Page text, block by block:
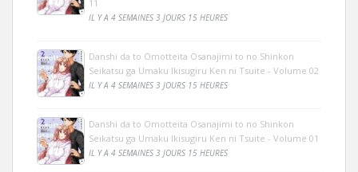
11
IL Y A 4 SEMAINES 3 JOURS 15 HEURES
Danshi da to Omotteita Osanajimi to no Shinkon
Seikatsu ga Umaku Ikisugiru Ken ni Tsuite - Volume 02
IL Y A 4 SEMAINES 3 JOURS 15 HEURES
Danshi da to Omotteita Osanajimi to no Shinkon
Seikatsu ga Umaku Ikisugiru Ken ni Tsuite - Volume 01
IL Y A 4 SEMAINES 3 JOURS 15 HEURES